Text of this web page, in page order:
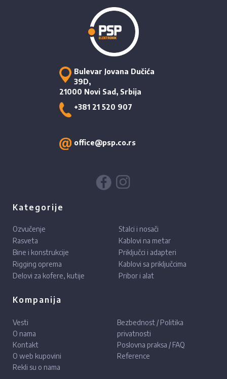
Bulevar Jovana Dučića
39D,
21000 Novi Sad, Srbija
+381 21 520 907
office@psp.co.rs
Kategorije
Ozvučenje
Rasveta
Bine i konstrukcije
Rigging oprema
Delovi za kofere, kutije
Stalci i nosači
Kablovi na metar
Priključci i adapteri
Kablovi sa priključcima
Pribor i alat
Kompanija
Vesti
O nama
Kontakt
O web kupovini
Rekli su o nama
Bezbednost / Politika
privatnosti
Poslovna praksa / FAQ
Reference